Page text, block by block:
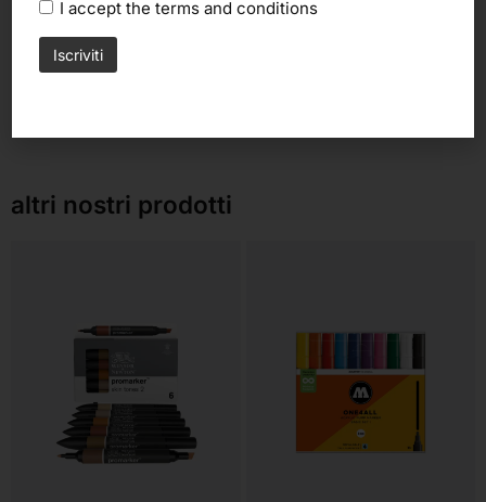
altri nostri prodotti
I accept the terms and conditions